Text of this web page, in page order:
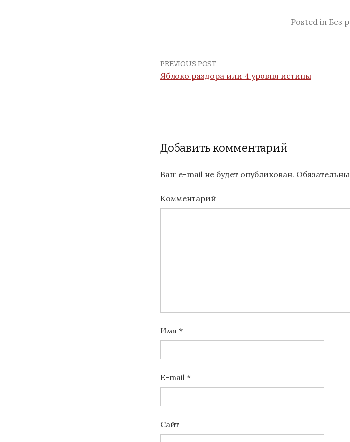
Posted in Без
PREVIOUS POST
Яблоко раздора или 4 уровня истины
Добавить комментарий
Ваш e-mail не будет опубликован.
Комментарий
Имя *
E-mail *
Сайт